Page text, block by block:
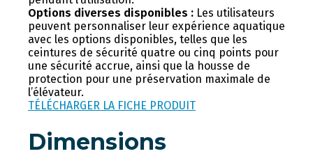
Options diverses disponibles : Les utilisateurs
peuvent personnaliser leur expérience aquatique
avec les options disponibles, telles que les
ceintures de sécurité quatre ou cinq points pour
une sécurité accrue, ainsi que la housse de
protection pour une préservation maximale de
l’élévateur.
TÉLÉCHARGER LA FICHE PRODUIT
Dimensions